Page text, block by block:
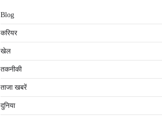
Blog
करियर
खेल
तकनीकी
ताजा खबरें
दुनिया